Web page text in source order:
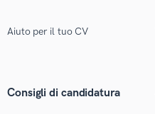
Aiuto per il tuo CV
Consigli di candidatura